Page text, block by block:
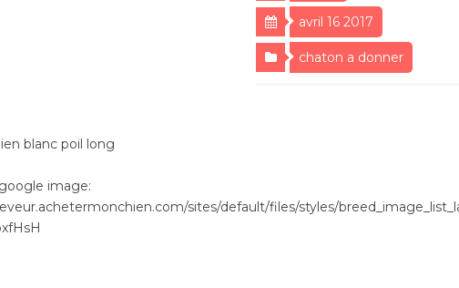
avril 16 2017
chaton a donner
blanc poil long
image:
sites/default/files/styles/